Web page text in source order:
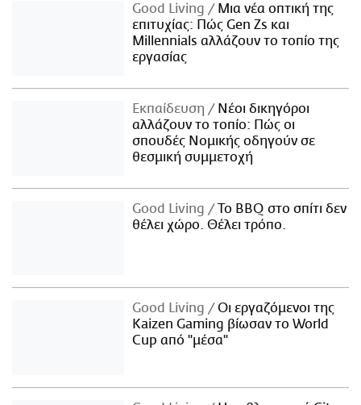
Good Living
Μια νέα οπτική της
επιτυχίας: Πώς Gen Zs και
Millennials αλλάζουν το τοπίο της
εργασίας
Εκπαίδευση
Νέοι δικηγόροι
αλλάζουν το τοπίο: Πώς οι
σπουδές Νομικής οδηγούν σε
θεσμική συμμετοχή
Good Living
Το BBQ στο σπίτι δεν
θέλει χώρο. Θέλει τρόπο.
Good Living
Οι εργαζόμενοι της
Kaizen Gaming βίωσαν το World
Cup από "μέσα"